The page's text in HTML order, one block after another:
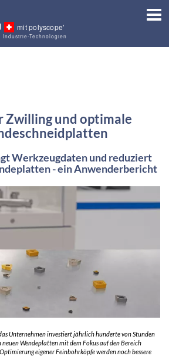
mit polyscope'
Technologien
Zwilling und optimale
Werkzeugdaten und reduziert
- ein Anwenderbericht
Unternehmen investiert jährlich hunderte von Stunden
Wendeplatten mit dem Fokus auf den Bereich
eigener Feinbohrköpfe werden noch bessere